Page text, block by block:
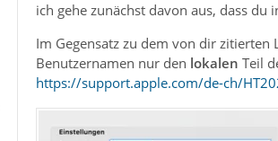
ich gehe zunächst davon aus, dass
Im Gegensatz zu dem von dir
Benutzernamen nur den lokalen Teil
https://support.apple.com/de-ch/